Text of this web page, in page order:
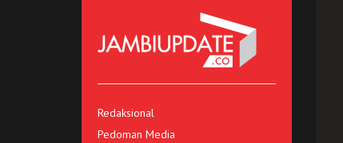
Redaksional
Pedoman Media